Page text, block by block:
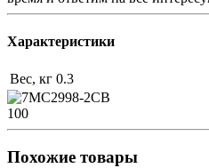
Характеристики
Вес, кг 0.3
100
Похожие товары